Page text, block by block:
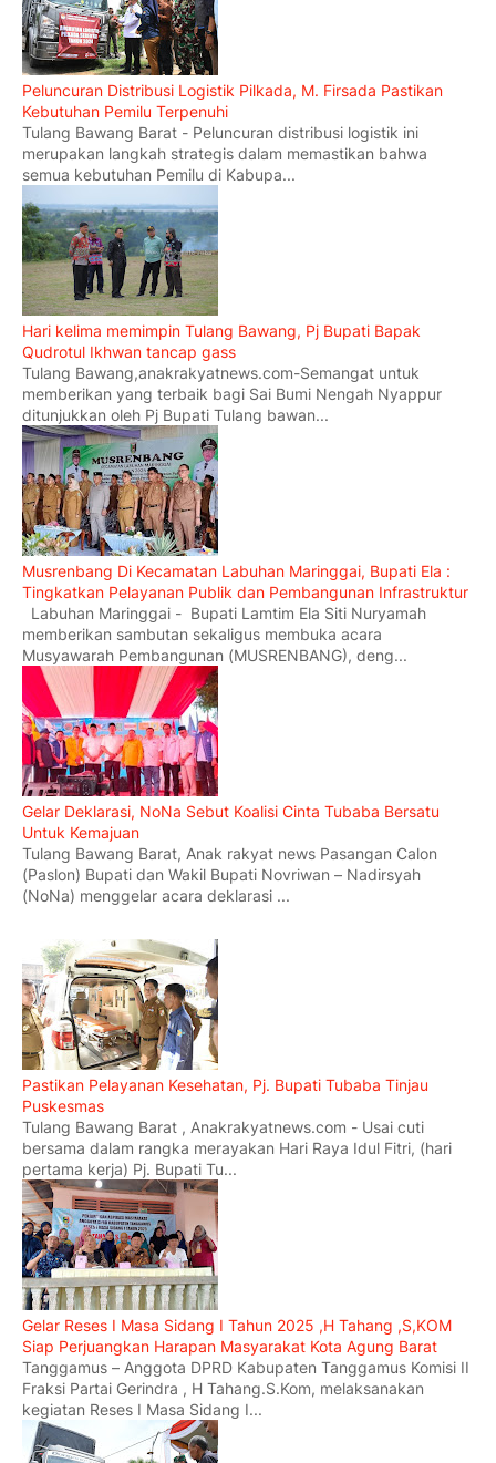
Peluncuran Distribusi Logistik Pilkada, M. Firsada Pastikan
Kebutuhan Pemilu Terpenuhi
Tulang Bawang Barat - Peluncuran distribusi logistik ini
merupakan langkah strategis dalam memastikan bahwa
semua kebutuhan Pemilu di Kabupa...
Hari kelima memimpin Tulang Bawang, Pj Bupati Bapak
Qudrotul Ikhwan tancap gass
Tulang Bawang,anakrakyatnews.com-Semangat untuk
memberikan yang terbaik bagi Sai Bumi Nengah Nyappur
ditunjukkan oleh Pj Bupati Tulang bawan...
Musrenbang Di Kecamatan Labuhan Maringgai, Bupati Ela :
Tingkatkan Pelayanan Publik dan Pembangunan Infrastruktur
Labuhan Maringgai - Bupati Lamtim Ela Siti Nuryamah
memberikan sambutan sekaligus membuka acara
Musyawarah Pembangunan (MUSRENBANG), deng...
Gelar Deklarasi, NoNa Sebut Koalisi Cinta Tubaba Bersatu
Untuk Kemajuan
Tulang Bawang Barat, Anak rakyat news Pasangan Calon
(Paslon) Bupati dan Wakil Bupati Novriwan – Nadirsyah
(NoNa) menggelar acara deklarasi ...
Pastikan Pelayanan Kesehatan, Pj. Bupati Tubaba Tinjau
Puskesmas
Tulang Bawang Barat , Anakrakyatnews.com - Usai cuti
bersama dalam rangka merayakan Hari Raya Idul Fitri, (hari
pertama kerja) Pj. Bupati Tu...
Gelar Reses I Masa Sidang I Tahun 2025 ,H Tahang ,S,KOM
Siap Perjuangkan Harapan Masyarakat Kota Agung Barat
Tanggamus – Anggota DPRD Kabupaten Tanggamus Komisi II
Fraksi Partai Gerindra , H Tahang.S.Kom, melaksanakan
kegiatan Reses I Masa Sidang I...